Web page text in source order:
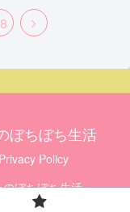
ぼちぼち生活
Privacy Policy
ぼちぼち生活.